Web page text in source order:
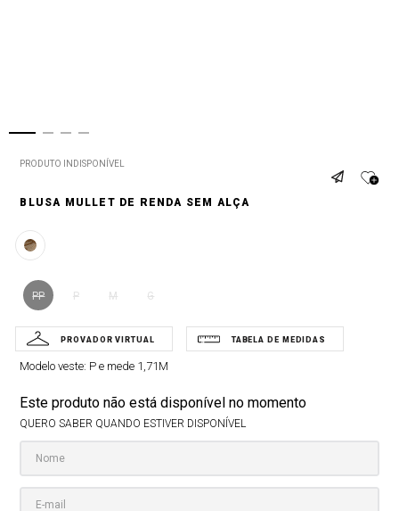
PRODUTO INDISPONÍVEL
BLUSA MULLET DE RENDA SEM ALÇA
PP P M G
Modelo veste: P e mede 1,71M
Este produto não está disponível no momento
QUERO SABER QUANDO ESTIVER DISPONÍVEL